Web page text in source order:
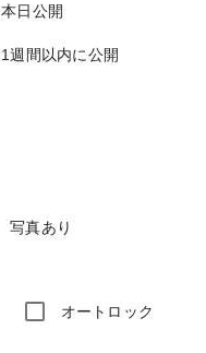
本日公開
1週間以内に公開
写真あり
オートロック